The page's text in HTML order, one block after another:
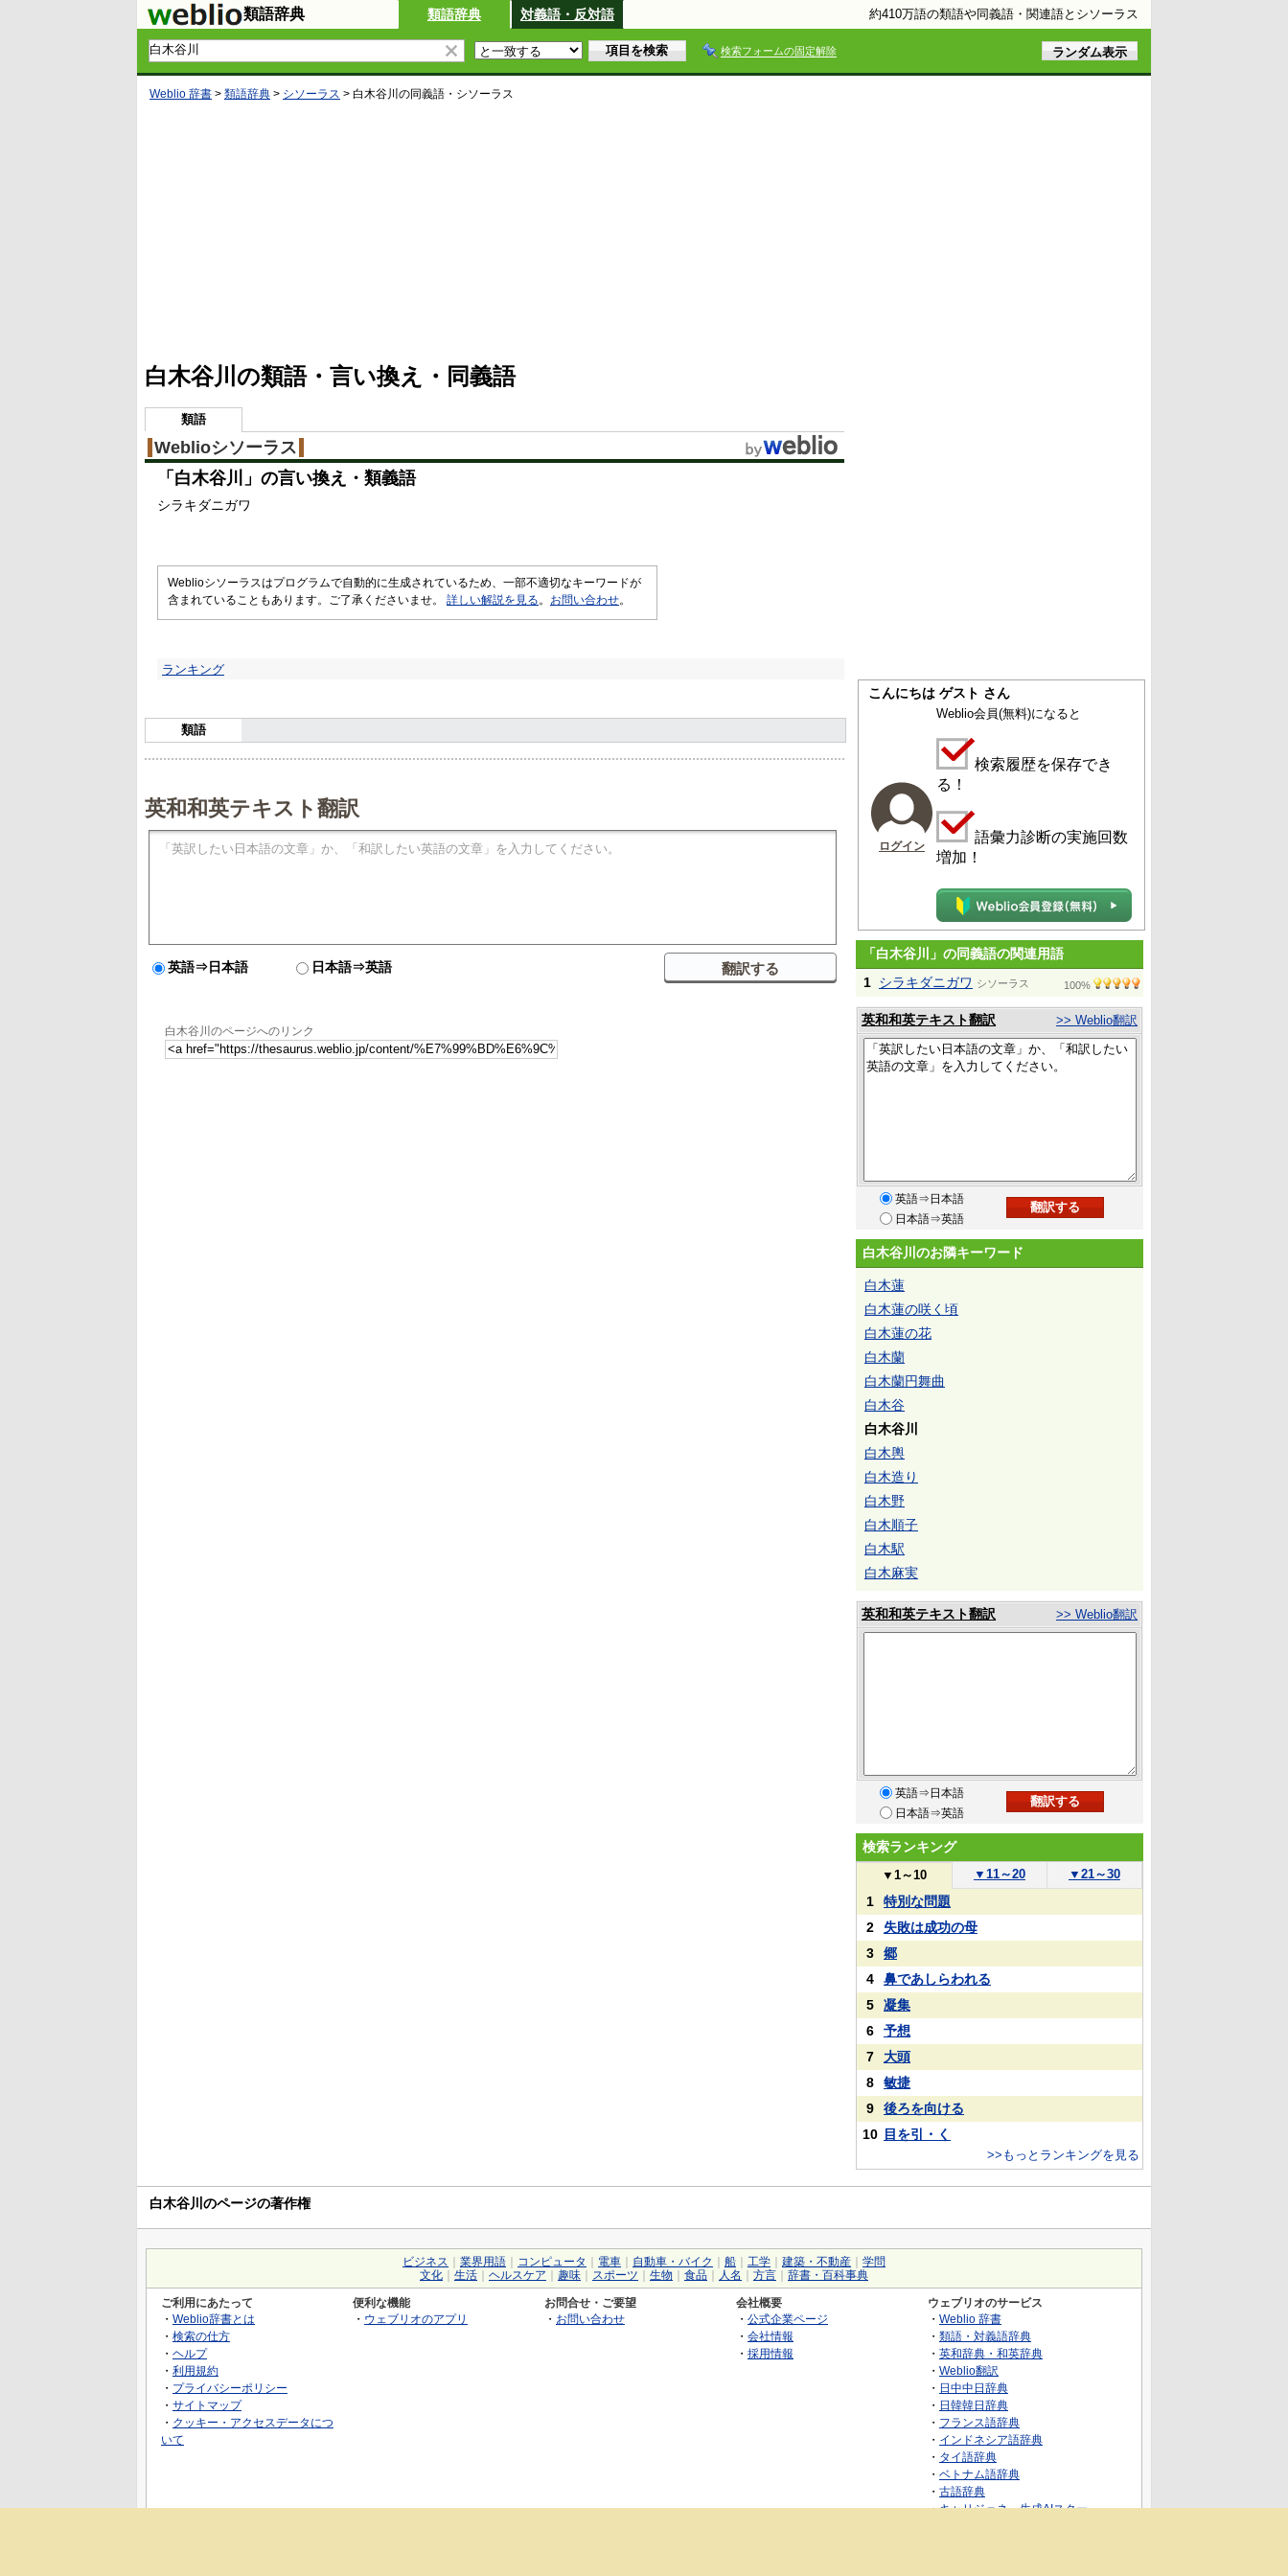
類語辞典 類語辞典 対義語・反対語 約410万語の類語や同義語・関連語とシソーラス
検索フォームの固定解除
Weblio 辞書 > 類語辞典 > シソーラス > 白木谷川 の同義語・シソーラス
4
5
%
白木谷川の類語・言い換え・同義語
類語
Weblioシソーラス
「 白木谷川 」の言い換え・類義語
シラキダニガワ
Weblioシソーラスはプログラムで自動的に生成されているため、一部不適切なキーワードが
含まれていることもあります。ご了承くださいませ。 詳しい解説を見る 。 お問い合わせ。
ランキング
類語
英和和英テキスト翻訳
英語⇒日本語 日本語⇒英語
白木谷川のページへのリンク
こんにちは ゲスト さん
ログイン
Weblio会員(無料)になると
検索履歴を保存でき
る！
語彙力診断の実施回数
増加！
「白木谷川」の同義語の関連用語
1 シラキダニガワ シソーラス 100%
英和和英テキスト翻訳 >> Weblio翻訳
英語⇒日本語
日本語⇒英語
白木谷川のお隣キーワード
白木蓮
白木蓮の咲く頃
白木蓮の花
白木蘭
白木蘭円舞曲
白木谷
白木谷川
白木輿
白木造り
白木野
白木順子
白木駅
白木麻実
英和和英テキスト翻訳 >> Weblio翻訳
英語⇒日本語
日本語⇒英語
検索ランキング
▼ 1～10 ▼ 11～20 ▼ 21～30
1
特別な問題
2
失敗は成功の母
3
郷
4
鼻であしらわれる
5
凝集
6
予想
7
大頭
8
敏捷
9
後ろを向ける
10 目を引・く
>>もっとランキングを見る
白木谷川のページの著作権
ビジネス 業界用語 コンピュータ 電車 自動車・バイク 船 工学 建築・不動産
学問
文化
生活 ヘルスケア 趣味 スポーツ 生物 食品 人名 方言 辞書・百科事典
ご利用にあたって
・ Weblio辞書とは
・ 検索の仕方
・ ヘルプ
・ 利用規約
・ プライバシーポリシー
・ サイトマップ
・ クッキー・アクセスデータにつ
いて
便利な機能
・ ウェブリオのアプリ
お問合せ・ご要望
・ お問い合わせ
会社概要
・ 公式企業ページ
・ 会社情報
・ 採用情報
ウェブリオのサービス
・ Weblio 辞書
・ 類語・対義語辞典
・ 英和辞典・和英辞典
・ Weblio翻訳
・ 日中中日辞典
・ 日韓韓日辞典
・ フランス語辞典
・ インドネシア語辞典
・ タイ語辞典
・ ベトナム語辞典
・ 古語辞典
・キャリジェネ～生成AIスクー